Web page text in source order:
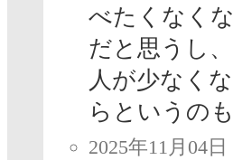
べたくなく
だと思うし
人が少なく
らというの
2025年11月04日